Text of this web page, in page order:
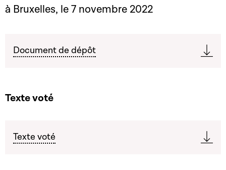
à Bruxelles, le 7 novembre 2022
Document de dépôt
Texte voté
Texte voté